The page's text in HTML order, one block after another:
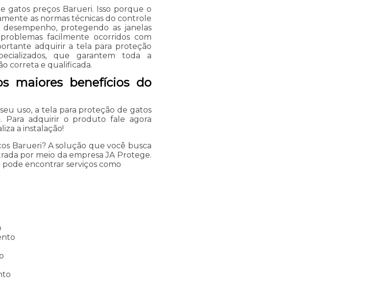
gatos preços Barueri. Isso porque o
as normas técnicas do controle
protegendo as janelas
facilmente ocorridos com
adquirir a tela para proteção
que garantem toda a
correta e qualificada.
maiores benefícios do
uso, a tela para proteção de gatos
Para adquirir o produto fale agora
a instalação!
Barueri? A solução que você busca
por meio da empresa JA Protege.
encontrar serviços como